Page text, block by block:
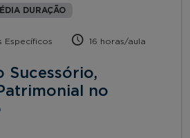
DURAÇÃO
Específicos 16 horas/aula
Sucessório,
no